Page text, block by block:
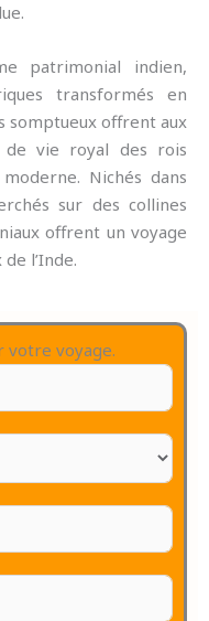
patrimonial indien,
transformés en
somptueux offrent aux
de vie royal des rois
Nichés dans
sur des collines
offrent un voyage
l’Inde.
votre voyage.